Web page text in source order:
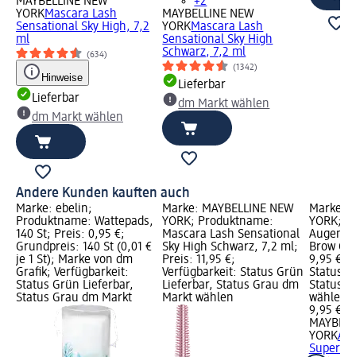
YORKMascara Lash
Sensational Sky High, 7,2
ml
(634)
Hinweise
Lieferbar
dm Markt wählen
MAYBELLINE NEW
YORKMascara Lash
Sensational Sky High
Schwarz, 7,2 ml
(1342)
Lieferbar
dm Markt wählen
Andere Kunden kauften auch
Marke: ebelin;
Produktname: Wattepads,
140 St; Preis: 0,95 €;
Grundpreis: 140 St (0,01 €
je 1 St); Marke von dm
Grafik; Verfügbarkeit:
Status Grün Lieferbar,
Status Grau dm Markt
Marke: MAYBELLINE NEW
YORK; Produktname:
Mascara Lash Sensational
Sky High Schwarz, 7,2 ml;
Preis: 11,95 €;
Verfügbarkeit: Status Grün
Lieferbar, Status Grau dm
Markt wählen
Marke:
YORK;
Brow
9,95 €;
Status
Status
wählen
9,95 €
YORK